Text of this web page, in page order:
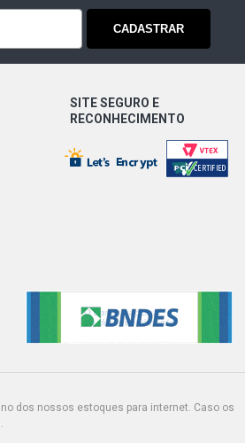
L4 FLEX
CADASTRAR
SITE SEGURO E
RECONHECIMENTO
dos nossos estoques para internet. Caso os